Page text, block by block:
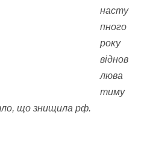
насту
пного
року
віднов
люва
тиму
що знищила рф.